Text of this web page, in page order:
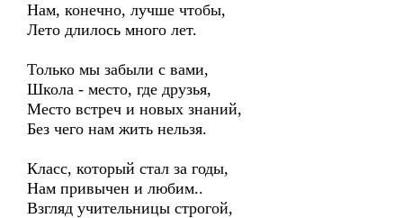
Нам, конечно, лучше чтобы,
Лето длилось много лет.
Только мы забыли с вами,
Школа - место, где друзья,
Место встреч и новых знаний,
Без чего нам жить нельзя.
Класс, который стал за годы,
Нам привычен и любим..
Взгляд учительницы строгой,